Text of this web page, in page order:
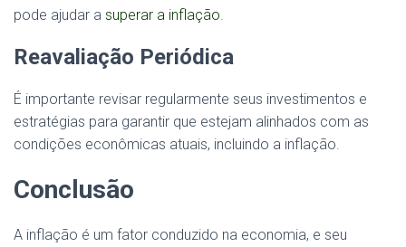
pode ajudar a superar a inflação
Reavaliação Periódica
É importante revisar regularmente seus investimentos e
estratégias para garantir que estejam alinhados com as
condições econômicas atuais, incluindo a inflação.
Conclusão
A inflação é um fator conduzido na economia, e seu